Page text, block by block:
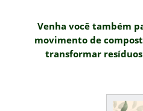
Venha você também
movimento de
transformar